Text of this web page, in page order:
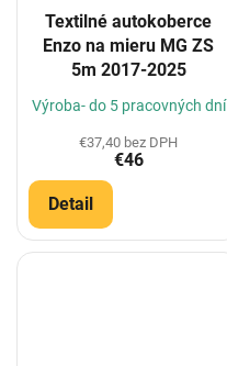
Textilné autokoberce
Enzo na mieru MG ZS
5m 2017-2025
Výroba- do 5 pracovných dní
€37,40 bez DPH
€46
Detail